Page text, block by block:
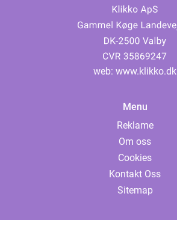
web: www.klikko.dk
Menu
Reklame
Om oss
Cookies
Kontakt Oss
Sitemap